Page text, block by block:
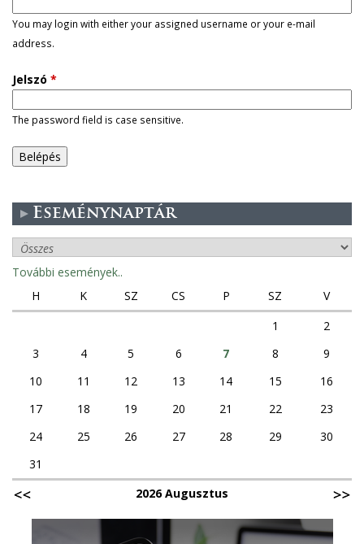
s
ő
d
l
e
e
s
You may login with either your assigned username or your e-mail
address.
Jelszó *
The password field is case sensitive.
Eseménynaptár
További események..
H
K SZ CS P SZ
V
1
2
3
4 5 6 7 8
9
10
11 12 13 14 15
16
17
18 19 20 21 22
23
24
25 26 27 28 29
30
31
2026 Augusztus